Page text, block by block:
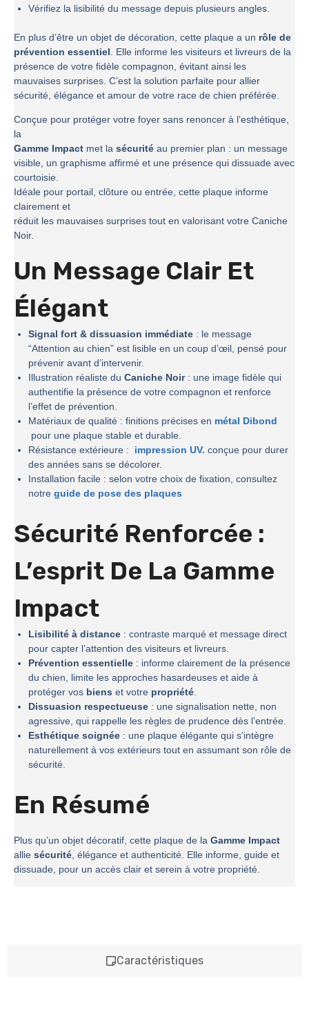
Caractéristiques
Vérifiez la lisibilité du message depuis plusieurs angles.
En plus d’être un objet de décoration, cette plaque a un rôle de
prévention essentiel. Elle informe les visiteurs et livreurs de la
présence de votre fidèle compagnon, évitant ainsi les
mauvaises surprises. C’est la solution parfaite pour allier
sécurité, élégance et amour de votre race de chien préférée.
Conçue pour protéger votre foyer sans renoncer à l’esthétique,
la
Gamme Impact met la sécurité au premier plan : un message
visible, un graphisme affirmé et une présence qui dissuade avec
courtoisie.
Idéale pour portail, clôture ou entrée, cette plaque informe
clairement et
réduit les mauvaises surprises tout en valorisant votre Caniche
Noir.
Un Message Clair Et
Élégant
Signal fort & dissuasion immédiate : le message
“Attention au chien” est lisible en un coup d’œil, pensé pour
prévenir avant d’intervenir.
Illustration réaliste du Caniche Noir: une image fidèle qui
authentifie la présence de votre compagnon et renforce
l’effet de prévention.
Matériaux de qualité : finitions précises en métal Dibond
pour une plaque stable et durable.
Résistance extérieure :
impression UV. conçue pour durer
des années sans se décolorer.
Installation facile : selon votre choix de fixation, consultez
notre guide de pose des plaques
Sécurité Renforcée :
L’esprit De La Gamme
Impact
Lisibilité à distance : contraste marqué et message direct
pour capter l’attention des visiteurs et livreurs.
Prévention essentielle : informe clairement de la présence
du chien, limite les approches hasardeuses et aide à
protéger vos biens et votre propriété.
Dissuasion respectueuse : une signalisation nette, non
agressive, qui rappelle les règles de prudence dès l’entrée.
Esthétique soignée : une plaque élégante qui s’intègre
naturellement à vos extérieurs tout en assumant son rôle de
sécurité.
En Résumé
Plus qu’un objet décoratif, cette plaque de la Gamme Impact
allie sécurité, élégance et authenticité. Elle informe, guide et
dissuade, pour un accès clair et serein à votre propriété.